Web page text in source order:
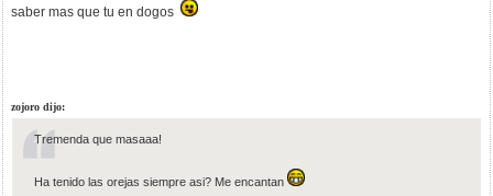
saber mas que tu en dogos
zojoro dijo:
Tremenda que masaaa!
Ha tenido las orejas siempre asi? Me encantan